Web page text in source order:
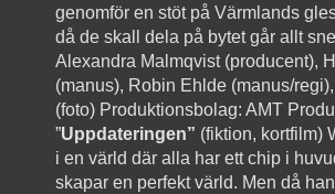
genomför en stöt på Värmlands
då de skall dela på bytet går allt
Alexandra Malmqvist (producent),
(manus), Robin Ehlde (manus/
(foto) Produktionsbolag: AMT
”Uppdateringen” (fiktion, kortfilm)
i en värld där alla har ett chip i
skapar en perfekt värld. Men då